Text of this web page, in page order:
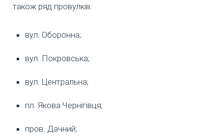
також ряд провулків:
вул. Оборонна;
вул. Покровська;
вул. Центральна;
пл. Якова Чернігівця;
пров. Дачний;